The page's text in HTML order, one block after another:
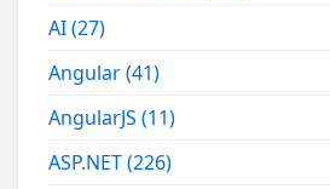
AI(27)
Angular(41)
AngularJS(11)
ASP.NET(226)